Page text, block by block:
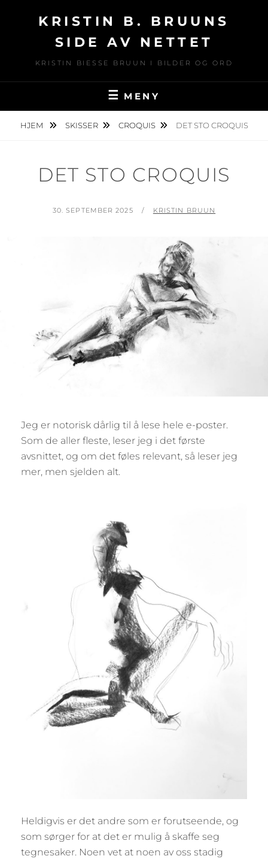
KRISTIN B. BRUUNS
SIDE AV NETTET
KRISTIN BIESSE BRUUN I BILDER OG ORD
MENY
HJEM SKISSER CROQUIS DET STO CROQUIS
DET STO CROQUIS
PUBLISERT
30. SEPTEMBER 2025 AV
KRISTIN BRUUN
Jeg er notorisk dårlig til å lese hele e-poster.
Som de aller fleste, leser jeg i det første
avsnittet, og om det føles relevant, så leser jeg
mer, men sjelden alt.
Heldigvis er det andre som er forutseende, og
som sørger for at det er mulig å skaffe seg
tegnesaker. Noen vet at noen av oss stadig